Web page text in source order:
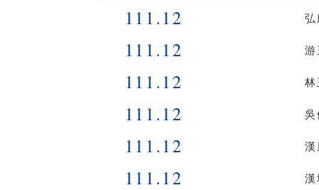
111.12
111.12
111.12
111.12
111.12
111.12